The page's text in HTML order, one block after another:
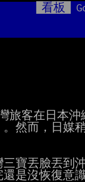
看板
旅客在日本沖
。然而，日媒
寶丟臉丟到
是沒恢復意